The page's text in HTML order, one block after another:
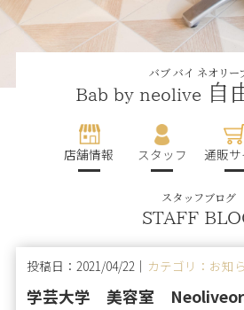
バブ バイ ネオリー
Bab by neolive 自
店舗情報 スタッフ 通販サ
スタッフブログ
STAFF
投稿日：2021/04/22｜ カテゴリ：お知
学芸大学 美容室